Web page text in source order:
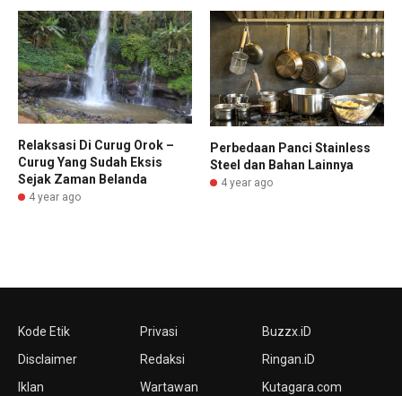
Relaksasi Di Curug Orok –
Curug Yang Sudah Eksis
Sejak Zaman Belanda
4 year ago
Perbedaan Panci Stainless
Steel dan Bahan Lainnya
4 year ago
Kode Etik
Disclaimer
Iklan
Privasi
Redaksi
Wartawan
Buzzx.iD
Ringan.iD
Kutagara.com